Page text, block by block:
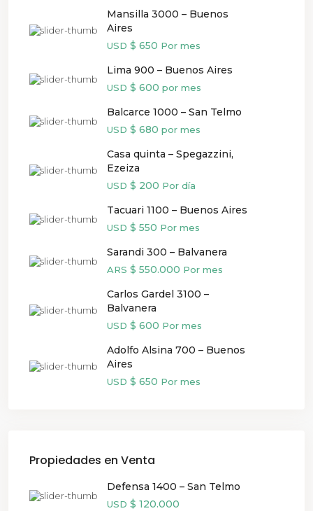
Mansilla 3000 – Buenos
Aires
USD $ 650 Por mes
Lima 900 – Buenos Aires
USD $ 600 por mes
Balcarce 1000 – San Telmo
USD $ 680 por mes
Casa quinta – Spegazzini,
Ezeiza
USD $ 200 Por día
Tacuari 1100 – Buenos Aires
USD $ 550 Por mes
Sarandi 300 – Balvanera
ARS $ 550.000 Por mes
Carlos Gardel 3100 –
Balvanera
USD $ 600 Por mes
Adolfo Alsina 700 – Buenos
Aires
USD $ 650 Por mes
Propiedades en Venta
Defensa 1400 – San Telmo
USD $ 120.000